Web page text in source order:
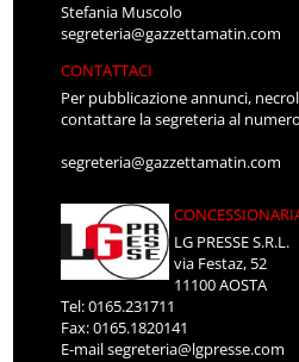
Stefania Muscolo
segreteria@gazzettamatin.com
CONTATTACI
Per pubblicazione annunci,
contattare la segreteria al
segreteria@gazzettamatin.com
LG PRESSE S.R.L.
via Festaz, 52
11100 AOSTA
Tel: 0165.231711
Fax: 0165.1820141
E-mailsegreteria@lgpresse.com